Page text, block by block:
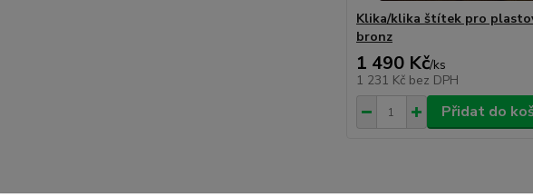
Klika/klika štítek pro
bronz
1 490 Kč/ks
1 231 Kč bez DPH
Přidat do